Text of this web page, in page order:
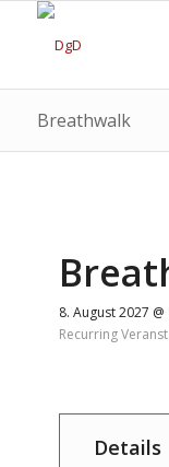
Breathwalk
8. August 2027 @
Recurring
Details